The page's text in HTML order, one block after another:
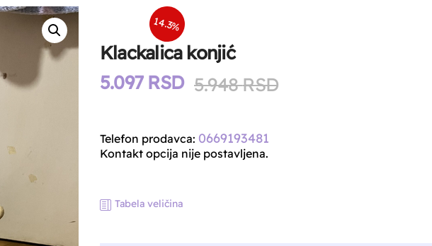
14.3%
Klackalica konjić
5.948RSDOriginal
5.097 RSD
Current
Telefon prodavca: 0669193481
Kontakt opcija nije postavljena.
Tabela veličina